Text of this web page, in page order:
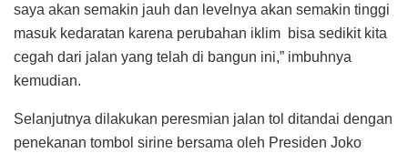
saya akan semakin jauh dan levelnya akan semakin tinggi
masuk kedaratan karena perubahan iklim bisa sedikit kita
cegah dari jalan yang telah di bangun ini,” imbuhnya
kemudian.
Selanjutnya dilakukan peresmian jalan tol ditandai dengan
penekanan tombol sirine bersama oleh Presiden Joko